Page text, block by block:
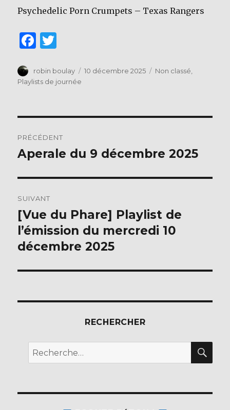
Psychedelic Porn Crumpets – Texas Rangers
F
c
e
o
o
k
it
te
Auteur
robin boulay
Publié
10 décembre 2025 Catégories
Non classé,
Playlists de journée
de
PRÉCÉDENT
Publication
Aperale du 9 décembre 2025
SUIVANT
Publication
suivante :
[Vue du Phare] Playlist de
l’émission du mercredi 10
décembre 2025
RECHERCHER
Recherche
pour :